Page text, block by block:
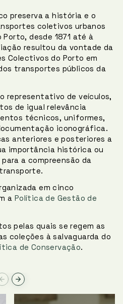
preserva a história e o
coletivos urbanos
desde 1871 até à
resultou da vontade da
Colectivos do Porto em
transportes públicos da
representativo de veículos,
de igual relevância
técnicos, uniformes,
iconográfica.
anteriores e posteriores a
importância histórica ou
a compreensão da
em cinco
a Política de Gestão de
pelas quais se regem as
coleções à salvaguarda do
de Conservação.